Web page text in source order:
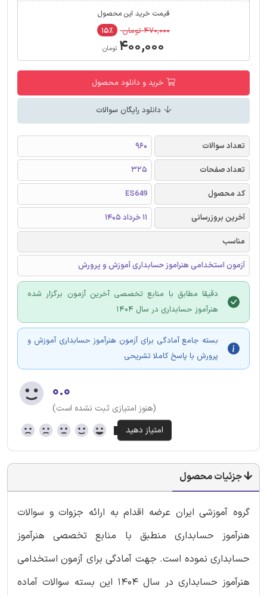
قیمت خرید این محصول
۴۷۰,۰۰۰ تومان ۱۵٪
۴۰۰,۰۰۰ تومان
خرید و دانلود محصول
دانلود رایگان سوالات
تعداد سوالات
960
تعداد صفحات
325
کد محصول
ES649
آخرین بروزرسانی
11 خرداد 1405
مناسب
آزمون استخدامی هنراموز حسابداری آموزش و پرورش
دقیقا مطابق با منابع تخصصی آخرین آزمون برگزار شده
هنرآموز حسابداری در سال 1404
بسته جامع آمادگی برای آزمون هنرآموز حسابداری آموزش و
پرورش با پاسخ کاملا تشریحی
۰.۰
(هنوز امتیازی ثبت نشده است)
جزئیات محصول
گروه آموزشی ایران عرضه اقدام به ارائه جزوات و سوالات
هنرآموز حسابداری منطبق با منابع تخصصی هنرآموز
حسابداری نموده است. جهت آمادگی برای آزمون استخدامی
هنرآموز حسابداری در سال 1404 این بسته سوالات آماده